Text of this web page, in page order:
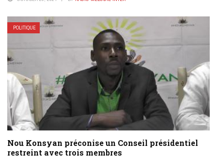
POLITIQUE
Nou Konsyan préconise un Conseil présidentiel
restreint avec trois membres